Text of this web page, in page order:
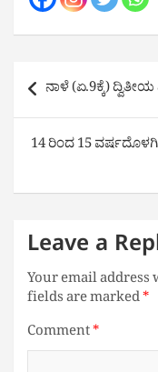
Post
navigation
ನಾಳೆ (ಏ.9ಕ್ಕೆ)
14 ರಿಂದ 15
Leave a
Your email
fields are marked*
Comment*